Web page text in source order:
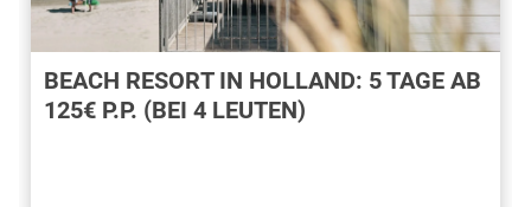
BEACH RESORT IN HOLLAND: 5 TAGE AB
125€ P.P. (BEI 4 LEUTEN)